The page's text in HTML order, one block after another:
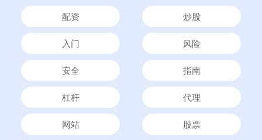
配资 炒股
入门 风险
安全 指南
杠杆 代理
网站 股票